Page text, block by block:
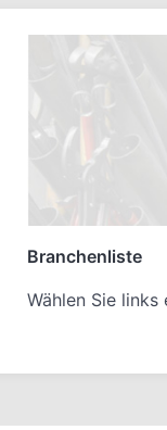
Branchenliste
Wählen Sie links